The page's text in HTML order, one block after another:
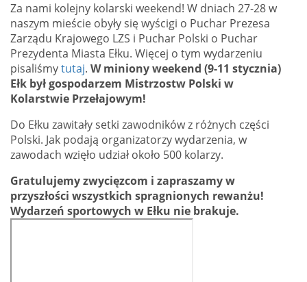
Za nami kolejny kolarski weekend! W dniach 27-28 w
naszym mieście obyły się wyścigi o Puchar Prezesa
Zarządu Krajowego LZS i Puchar Polski o Puchar
Prezydenta Miasta Ełku. Więcej o tym wydarzeniu
pisaliśmytutaj. W miniony weekend (9-11 stycznia)
Ełk był gospodarzem Mistrzostw Polski w
Kolarstwie Przełajowym!
Do Ełku zawitały setki zawodników z różnych części
Polski. Jak podają organizatorzy wydarzenia, w
zawodach wzięło udział około 500 kolarzy.
Gratulujemy zwycięzcom i zapraszamy w
przyszłości wszystkich spragnionych rewanżu!
Wydarzeń sportowych w Ełku nie brakuje.